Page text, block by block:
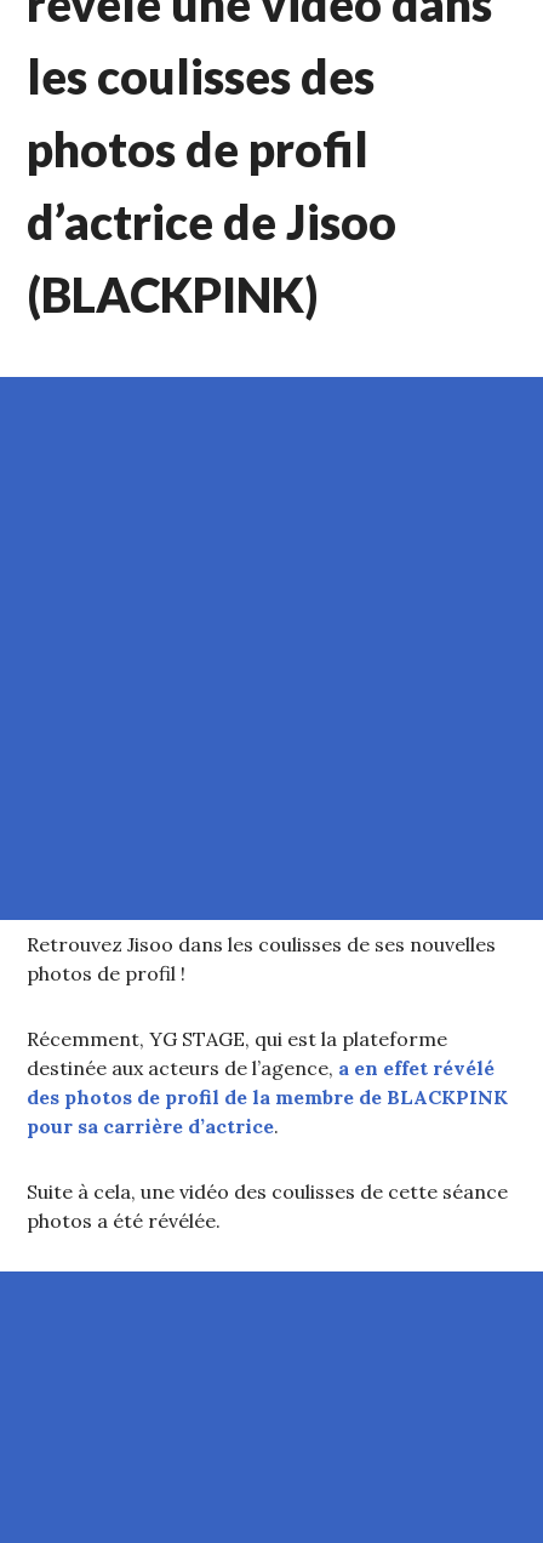
les coulisses des
photos de profil
d’actrice de Jisoo
(BLACKPINK)
Retrouvez Jisoo dans les coulisses de ses nouvelles
photos de profil !
Récemment, YG STAGE, qui est la plateforme
destinée aux acteurs de l’agence, a en effet révélé
des photos de profil de la membre de BLACKPINK
pour sa carrière d’actrice.
Suite à cela, une vidéo des coulisses de cette séance
photos a été révélée.